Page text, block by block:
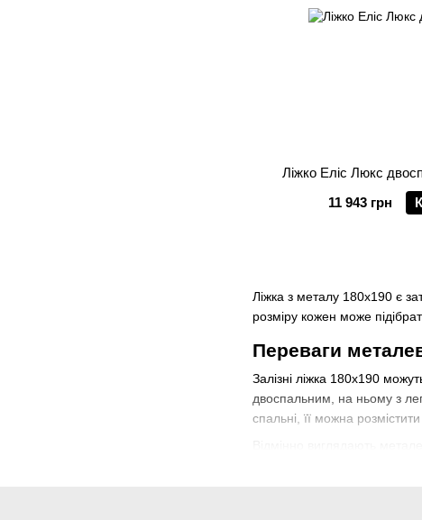
Ліжка з металу 180х190 є
розміру кожен може
Переваги
Залізні ліжка 180х190
двоспальним, на ньому з
спальні, її можна
Ліжко Еліс Люкс
11 943 грн